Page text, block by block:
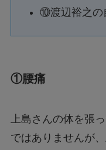
⑩渡辺裕之の
①腰痛
上島さんの体を張
ではありませんが